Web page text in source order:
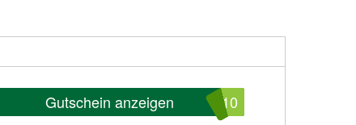
Gutschein anzeigen E10